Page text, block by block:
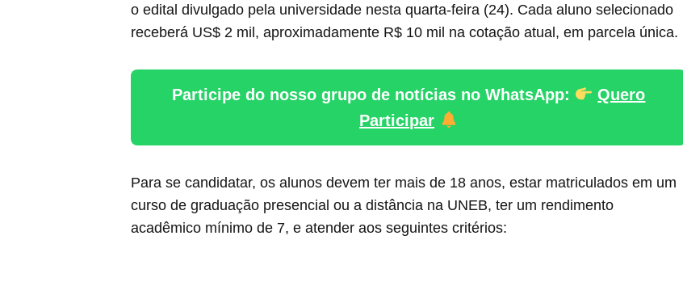
o edital divulgado pela universidade nesta quarta-feira (24). Cada aluno selecionado
receberá US$ 2 mil, aproximadamente R$ 10 mil na cotação atual, em parcela única.
Participe do nosso grupo de notícias no WhatsApp:
Quero
Participar
Para se candidatar, os alunos devem ter mais de 18 anos, estar matriculados em um
curso de graduação presencial ou a distância na UNEB, ter um rendimento
acadêmico mínimo de 7, e atender aos seguintes critérios: